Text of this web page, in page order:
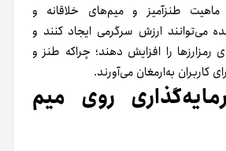
ماهیت طنزآمیز و میم‌های خلاقانه و
می‌توانند ارزش سرگرمی ایجاد کنند و
را افزایش دهند؛ چراکه طنز و
کاربران به‌ارمغان می‌آورند.
روی میم